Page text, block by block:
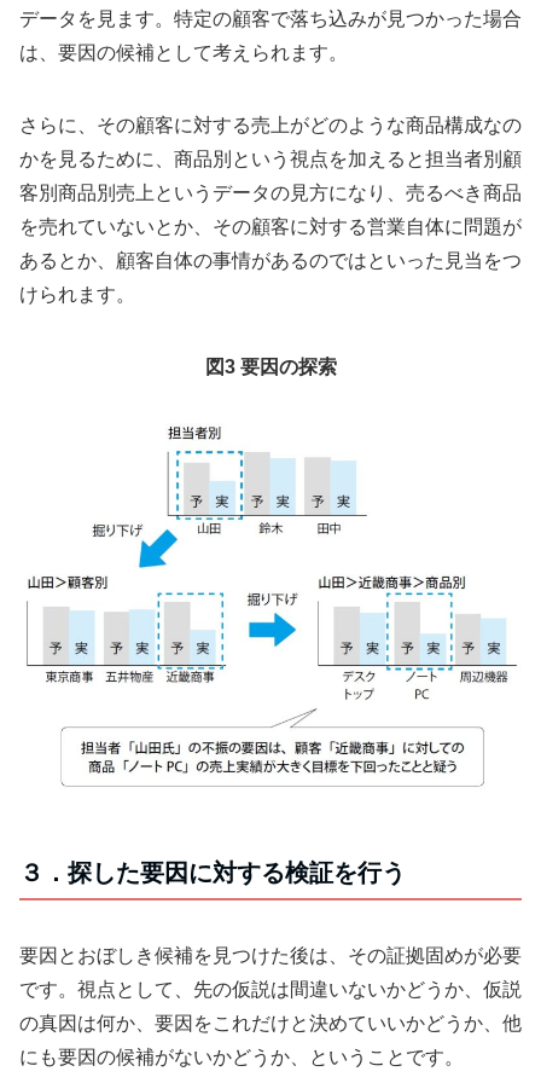
データを見ます。特定の顧客で落ち込みが見つかった場合
は、要因の候補として考えられます。
さらに、その顧客に対する売上がどのような商品構成なの
かを見るために、商品別という視点を加えると担当者別顧
客別商品別売上というデータの見方になり、売るべき商品
を売れていないとか、その顧客に対する営業自体に問題が
あるとか、顧客自体の事情があるのではといった見当をつ
けられます。
図3 要因の探索
３．探した要因に対する検証を行う
要因とおぼしき候補を見つけた後は、その証拠固めが必要
です。視点として、先の仮説は間違いないかどうか、仮説
の真因は何か、要因をこれだけと決めていいかどうか、他
にも要因の候補がないかどうか、ということです。